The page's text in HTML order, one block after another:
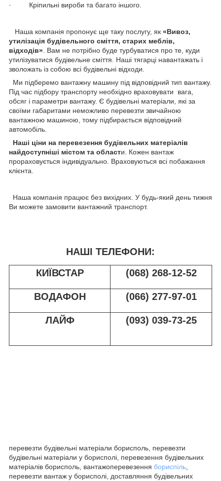
· Кріпильні вироби та багато іншого.
Наша компанія пропонує ще таку послугу, як «Вивоз,
утилізація будівельного сміття, старих меблів,
відходів» . Вам не потрібно буде турбуватися про те, куди
утилізуватися будівельне сміття. Наші тягарці навантажать і
зволожать із собою всі будівельні відходи.
Ми підберемо вантажну машину під відповідний тип вантажу.
Під час підбору транспорту необхідно враховувати вага,
обсяг і параметри вантажу. Є будівельні матеріали, які за
своїми габаритами неможливо перевезти звичайною
вантажною машиною, тому підбирається відповідний
автомобіль.
Наші ціни на перевезення будівельних матеріалів
найдоступніші містом та области. Кожен вантаж
прораховується індивідуально. Враховуються всі побажання
клієнта.
Наша компанія працює без вихідних. У будь-який день тижня
Ви можете замовити вантажний транспорт.
НАШІ ТЕЛЕФОНИ:
КИЇВСТАР
(068) 268-12-52
ВОДАФОН (066) 277-97-01
ЛАЙФ (093) 039-73-25
перевезти будівельні матеріали борисполь, перевезти
будівельні матеріали у борисполі, перевезення будівельних
матеріалів борисполь, вантажоперевезення бориспіль
перевезти вантаж у борисполі, доставляння будівельних